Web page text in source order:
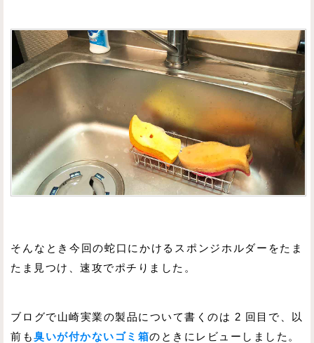
そんなとき今回の蛇口にかけるスポンジホルダーをたま
たま見つけ、速攻でポチりました。
ブログで山崎実業の製品について書くのは 2 回目で、以
前も臭いが付かないゴミ箱のときにレビューしました。